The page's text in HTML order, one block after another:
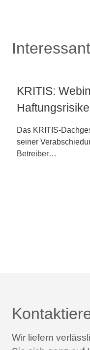
KRITIS:
Das KRITIS-
seiner
Betreiber…
Wir liefern